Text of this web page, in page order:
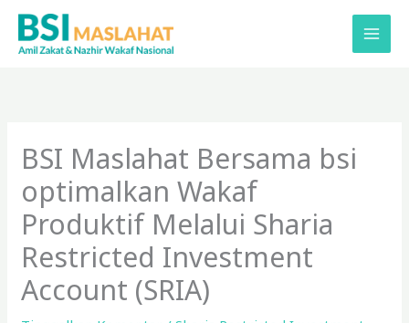
Lewati
konten
BSI Maslahat Bersama bsi
optimalkan Wakaf
Produktif Melalui Sharia
Restricted Investment
Account (SRIA)